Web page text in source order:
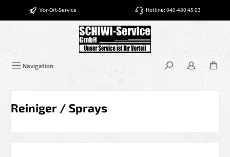
Zum Hauptinhalt springen
Vor-Ort-Service Hotline: 040-480 45 03
Navigation
Reiniger / Sprays